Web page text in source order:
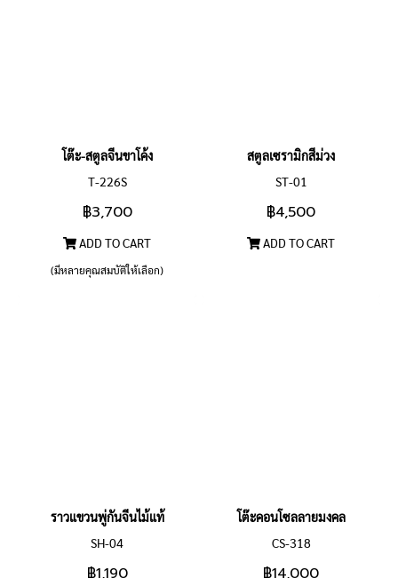
โต๊ะ-สตูลจีนขาโค้ง
T-226S
฿3,700
ADD TO CART
(มีหลายคุณสมบัติให้เลือก)
สตูลเซรามิกสีม่วง
ST-01
฿4,500
ADD TO CART
ราวแขวนพู่กันจีนไม้แท้
SH-04
฿1,190
โต๊ะคอนโซลลายมงคล
CS-318
฿14,000